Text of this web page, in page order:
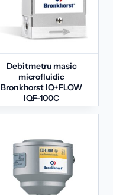
Debitmetru masic
microfluidic
Bronkhorst IQ+FLOW
IQF-100C